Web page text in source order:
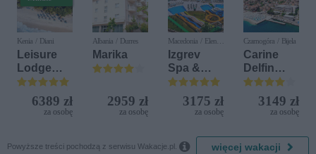
Kenia / Diani
Leisure
Lodge
Beach &
Golf
Resort by
6389 zł
za osobę
Albania / Durres
Marika
2959 zł
za osobę
Macedonia / Elen
Kamen
Izgrev
Spa &
Aquapark
3175 zł
za osobę
Czarnogóra / Bijela
Carine
Delfin
Bijela (ex.
Iberostar
Bijela
3149 zł
za osobę
Powyższe treści pochodzą z serwisu Wakacje.pl.  więcej wakacji